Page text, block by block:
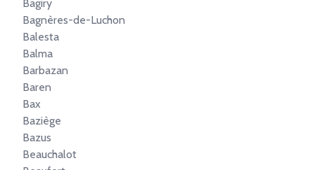
Bagiry
Bagnères-de-Luchon
Balesta
Balma
Barbazan
Baren
Bax
Baziège
Bazus
Beauchalot